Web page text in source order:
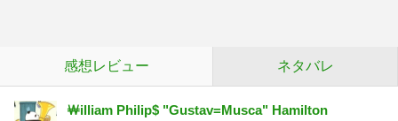
感想レビュー ネタバレ
￦illiam Philip$ "Gustav=Musca" Hamilton